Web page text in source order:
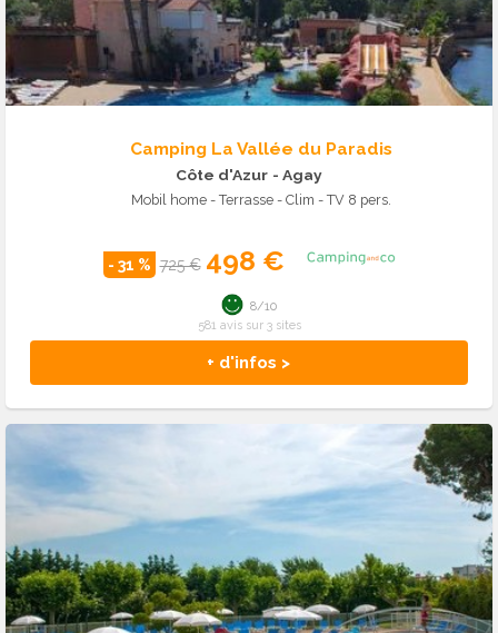
Camping La Vallée du Paradis
Côte d'Azur - Agay
Mobil home - Terrasse - Clim - TV 8 pers.
- 31 % 725 € 498 €
+ d'infos >
8/10
581 avis sur 3 sites